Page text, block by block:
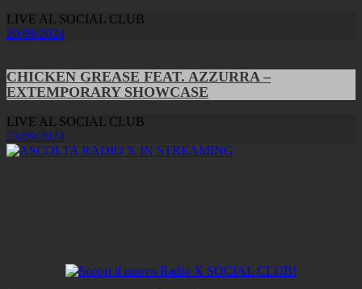
LIVE AL SOCIAL CLUB
20/09/2024
CHICKEN GREASE FEAT. AZZURRA –
EXTEMPORARY SHOWCASE
LIVE AL SOCIAL CLUB
23/09/2024